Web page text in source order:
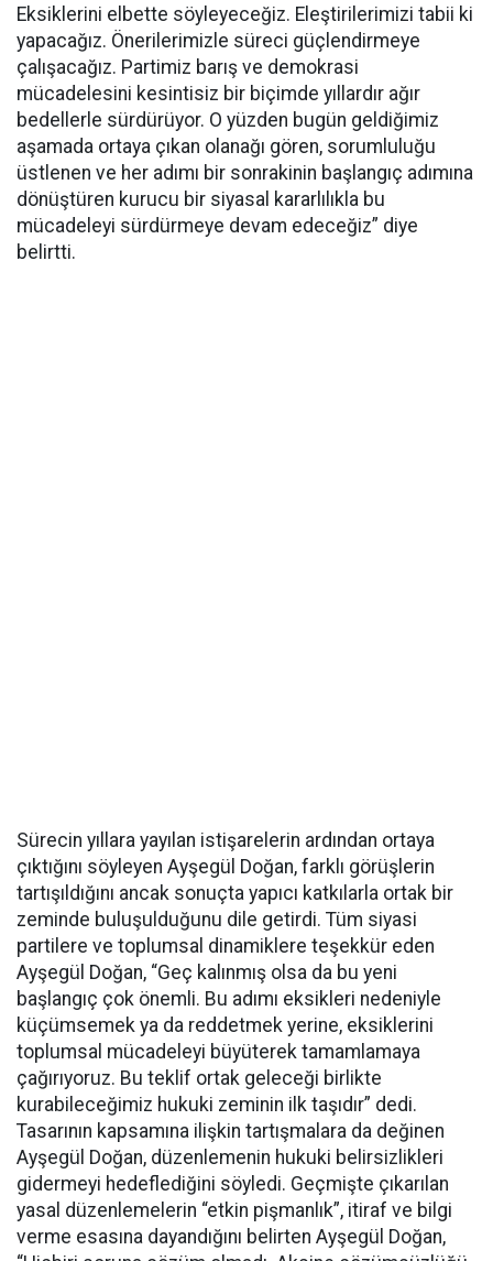
Eksiklerini elbette söyleyeceğiz. Eleştirilerimizi tabii ki
yapacağız. Önerilerimizle süreci güçlendirmeye
çalışacağız. Partimiz barış ve demokrasi
mücadelesini kesintisiz bir biçimde yıllardır ağır
bedellerle sürdürüyor. O yüzden bugün geldiğimiz
aşamada ortaya çıkan olanağı gören, sorumluluğu
üstlenen ve her adımı bir sonrakinin başlangıç adımına
dönüştüren kurucu bir siyasal kararlılıkla bu
mücadeleyi sürdürmeye devam edeceğiz” diye
belirtti.
Sürecin yıllara yayılan istişarelerin ardından ortaya
çıktığını söyleyen Ayşegül Doğan, farklı görüşlerin
tartışıldığını ancak sonuçta yapıcı katkılarla ortak bir
zeminde buluşulduğunu dile getirdi. Tüm siyasi
partilere ve toplumsal dinamiklere teşekkür eden
Ayşegül Doğan, “Geç kalınmış olsa da bu yeni
başlangıç çok önemli. Bu adımı eksikleri nedeniyle
küçümsemek ya da reddetmek yerine, eksiklerini
toplumsal mücadeleyi büyüterek tamamlamaya
çağırıyoruz. Bu teklif ortak geleceği birlikte
kurabileceğimiz hukuki zeminin ilk taşıdır” dedi.
Tasarının kapsamına ilişkin tartışmalara da değinen
Ayşegül Doğan, düzenlemenin hukuki belirsizlikleri
gidermeyi hedeflediğini söyledi. Geçmişte çıkarılan
yasal düzenlemelerin “etkin pişmanlık”, itiraf ve bilgi
verme esasına dayandığını belirten Ayşegül Doğan,